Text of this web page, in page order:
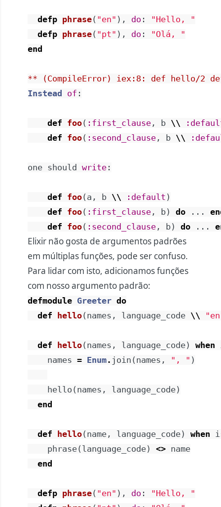
defp phrase( "en" ) , do :
"Hello, "
defp phrase( "pt" ) , do :
"Olá, "
end
** (CompileError) iex:8: def hello/2
Instead
of :
def foo( :first_clause , b \\
def foo( :second_clause , b \\
one should write :
def foo( a , b \\ :default )
def foo( :first_clause , b) do ...
def foo( :second_clause , b) do ...
Elixir não gosta de argumentos padrões
em múltiplas funções, pode ser confuso.
Para lidar com isto, adicionamos funções
com nosso argumento padrão:
defmodule Greeter do
def
hello( names , language_code \\
def hello( names , language_code) when
names = Enum. join ( names , ", " )
hello ( names , language_code)
end
def hello( name , language_code) when
phrase( language_code) <> name
end
defp phrase( "en" ) , do :
"Hello, "